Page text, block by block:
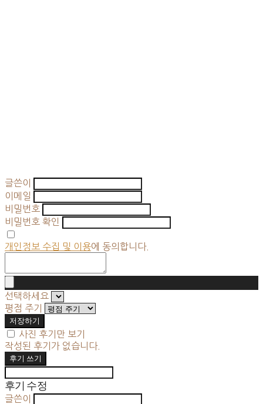
글쓴이
이메일
비밀번호
비밀번호 확인
개인정보 수집 및 이용에 동의합니다.
선택하세요
평점 주기
저장하기
사진 후기만 보기
작성된 후기가 없습니다.
후기 쓰기
후기 수정
글쓴이